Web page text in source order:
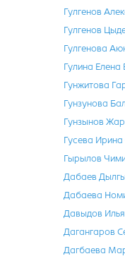
Гулгенов
Гулгенов
Гулгенова
Гулина Елена
Гунжитова
Гунзунова
Гунзынов
Гусева Ирина
Гырылов
Дабаев
Дабаева
Давыдов
Дагангаров
Дагбаева